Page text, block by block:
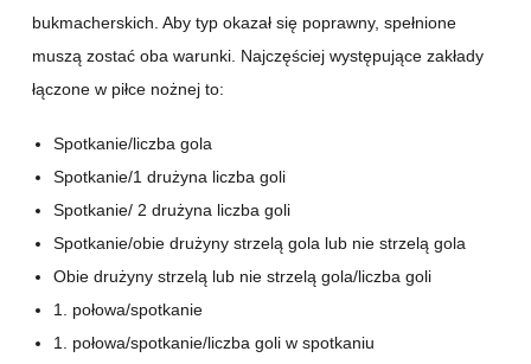
bukmacherskich. Aby typ okazał się poprawny, spełnione
muszą zostać oba warunki. Najczęściej występujące zakłady
łączone w piłce nożnej to:
Spotkanie/liczba gola
Spotkanie/1 drużyna liczba goli
Spotkanie/ 2 drużyna liczba goli
Spotkanie/obie drużyny strzelą gola lub nie strzelą gola
Obie drużyny strzelą lub nie strzelą gola/liczba goli
1. połowa/spotkanie
1. połowa/spotkanie/liczba goli w spotkaniu